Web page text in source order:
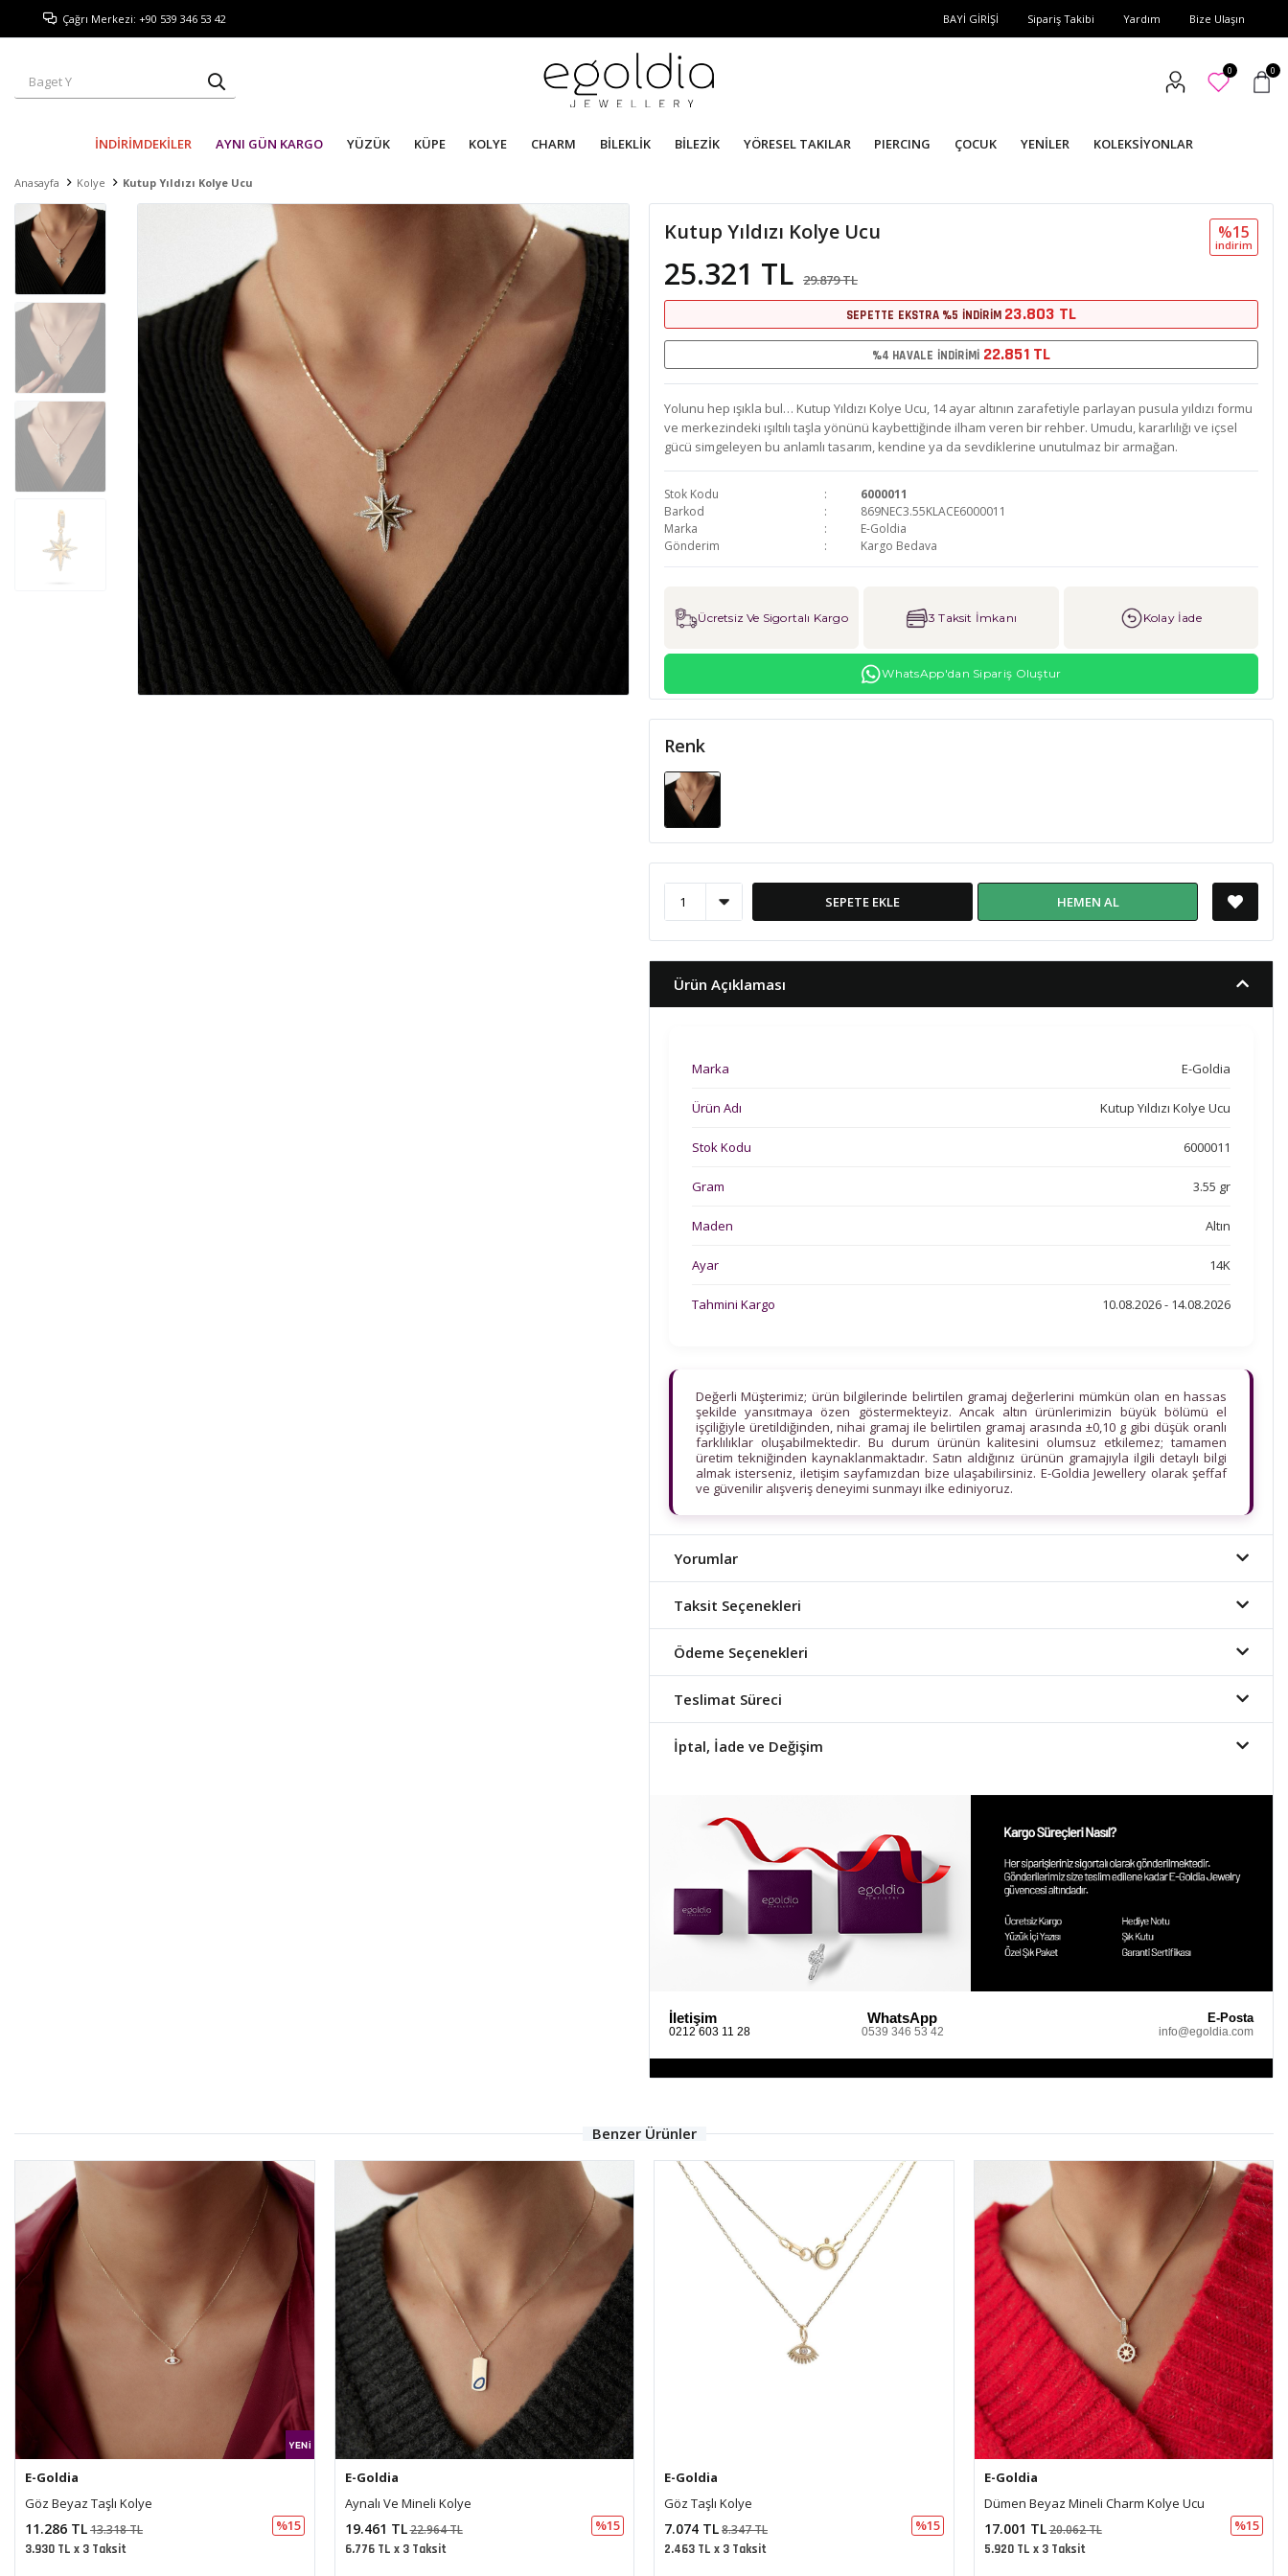
Çağrı Merkezi: +90 539 346 53 42 BAYİ GİRİŞİ Sipariş Takibi Yardım Bize Ulaşın
0 0
İNDİRİMDEKİLER AYNI GÜN KARGO YÜZÜK KÜPE KOLYE CHARM BİLEKLİK BİLEZİK YÖRESEL TAKILAR PIERCING ÇOCUK YENİLER KOLEKSİYONLAR
Anasayfa Kolye Kutup Yıldızı Kolye Ucu
Kutup Yıldızı Kolye Ucu
25.321 TL 29.879 TL
%15
i̇ndi̇ri̇m
SEPETTE EKSTRA %5 İNDİRİM 23.803 TL
%4 HAVALE İNDİRİMİ 22.851 TL
Yolunu hep ışıkla bul… Kutup Yıldızı Kolye Ucu, 14 ayar altının zarafetiyle parlayan pusula yıldızı formu
ve merkezindeki ışıltılı taşla yönünü kaybettiğinde ilham veren bir rehber. Umudu, kararlılığı ve içsel
gücü simgeleyen bu anlamlı tasarım, kendine ya da sevdiklerine unutulmaz bir armağan.
Stok Kodu
6000011
Barkod
869NEC3.55KLACE6000011
Marka
E-Goldia
Gönderim
Kargo Bedava
Ücretsiz Ve Sigortalı Kargo 3 Taksit İmkanı Kolay İade
WhatsApp'dan Sipariş Oluştur
Renk
SEPETE EKLE HEMEN AL
Ürün Açıklaması
Marka E-Goldia
Ürün Adı Kutup Yıldızı Kolye Ucu
Stok Kodu 6000011
Gram 3.55 gr
Maden Altın
Ayar 14K
Tahmini Kargo 10.08.2026 - 14.08.2026
Değerli Müşterimiz; ürün bilgilerinde belirtilen gramaj değerlerini mümkün olan en hassas
şekilde yansıtmaya özen göstermekteyiz. Ancak altın ürünlerimizin büyük bölümü el
işçiliğiyle üretildiğinden, nihai gramaj ile belirtilen gramaj arasında ±0,10 g gibi düşük oranlı
farklılıklar oluşabilmektedir. Bu durum ürünün kalitesini olumsuz etkilemez; tamamen
üretim tekniğinden kaynaklanmaktadır. Satın aldığınız ürünün gramajıyla ilgili detaylı bilgi
almak isterseniz, iletişim sayfamızdan bize ulaşabilirsiniz. E-Goldia Jewellery olarak şeffaf
ve güvenilir alışveriş deneyimi sunmayı ilke ediniyoruz.
Yorumlar
Taksit Seçenekleri
Ödeme Seçenekleri
Teslimat Süreci
İptal, İade ve Değişim
İletişim
0212 603 11 28
WhatsApp
0539 346 53 42
E-Posta
info@egoldia.com
Benzer Ürünler
E-Goldia
Aynalı Ve Mineli Kolye
19.461 TL22.964 TL %15
6.776 TL x 3 Taksit
E-Goldia
Göz Taşlı Kolye
7.074 TL8.347 TL %15
2.463 TL x 3 Taksit
E-Goldia
Dümen Beyaz Mineli Charm Kolye Ucu
17.001 TL20.062 TL %15
5.920 TL x 3 Taksit
E-Goldia
Sonsuz Bağ Altın Kolye
21.342 TL25.184 TL %15
7.431 TL x 3 Taksit